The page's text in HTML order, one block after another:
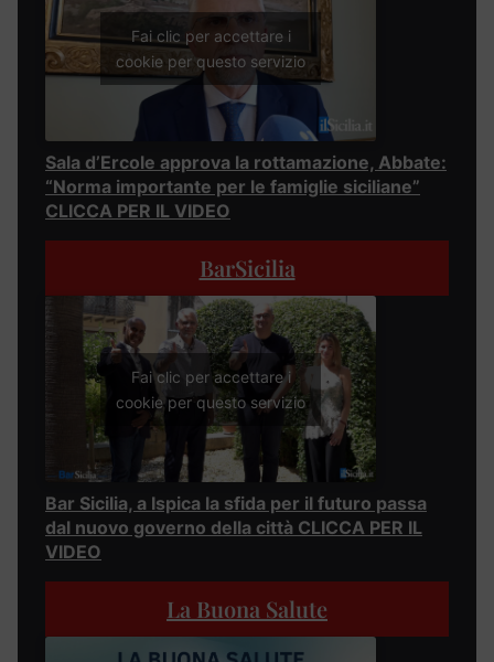
Fai clic per accettare i
cookie per questo servizio
Sala d’Ercole approva la rottamazione, Abbate:
“Norma importante per le famiglie siciliane”
CLICCA PER IL VIDEO
BarSicilia
Fai clic per accettare i
cookie per questo servizio
Bar Sicilia, a Ispica la sfida per il futuro passa
dal nuovo governo della città CLICCA PER IL
VIDEO
La Buona Salute